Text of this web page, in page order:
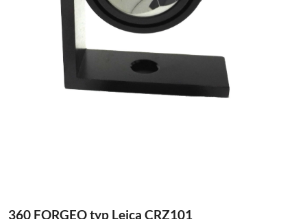
360 FORGEO typ Leica CRZ101